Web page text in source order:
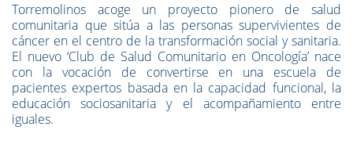
Torremolinos acoge un proyecto pionero de salud
comunitaria que sitúa a las personas supervivientes de
cáncer en el centro de la transformación social y sanitaria.
El nuevo ‘Club de Salud Comunitario en Oncología’ nace
con la vocación de convertirse en una escuela de
pacientes expertos basada en la capacidad funcional, la
educación sociosanitaria y el acompañamiento entre
iguales.